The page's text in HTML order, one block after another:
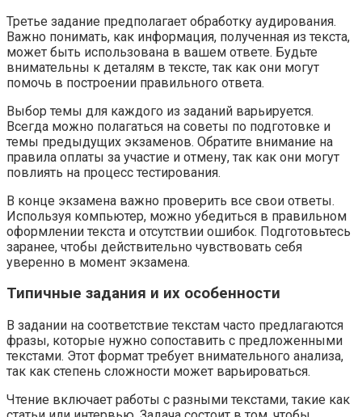
Третье задание предполагает обработку аудирования.
Важно понимать, как информация, полученная из текста,
может быть использована в вашем ответе. Будьте
внимательны к деталям в тексте, так как они могут
помочь в построении правильного ответа.
Выбор темы для каждого из заданий варьируется.
Всегда можно полагаться на советы по подготовке и
темы предыдущих экзаменов. Обратите внимание на
правила оплаты за участие и отмену, так как они могут
повлиять на процесс тестирования.
В конце экзамена важно проверить все свои ответы.
Используя компьютер, можно убедиться в правильном
оформлении текста и отсутствии ошибок. Подготовьтесь
заранее, чтобы действительно чувствовать себя
уверенно в момент экзамена.
Типичные задания и их особенности
В задании на соответствие текстам часто предлагаются
фразы, которые нужно сопоставить с предложенными
текстами. Этот формат требует внимательного анализа,
так как степень сложности может варьироваться.
Чтение включает работы с разными текстами, такие как